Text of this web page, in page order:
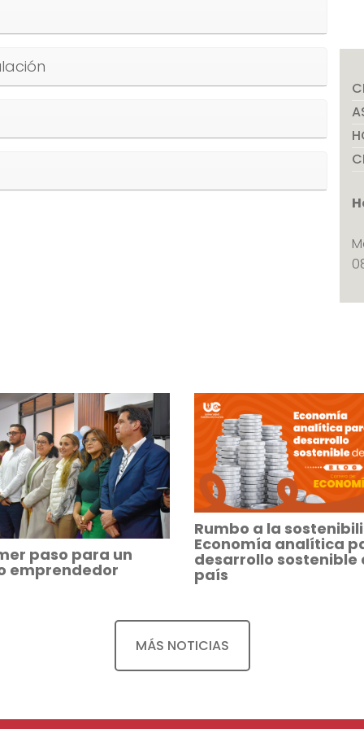
paso para un
emprendedor
Rumbo a la
Economía analítica
desarrollo sostenible
país
MÁS NOTICIAS